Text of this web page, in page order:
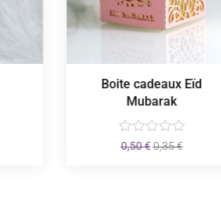
Boite cadeaux Eïd
Mubarak
0,50€Le
0,35€Le